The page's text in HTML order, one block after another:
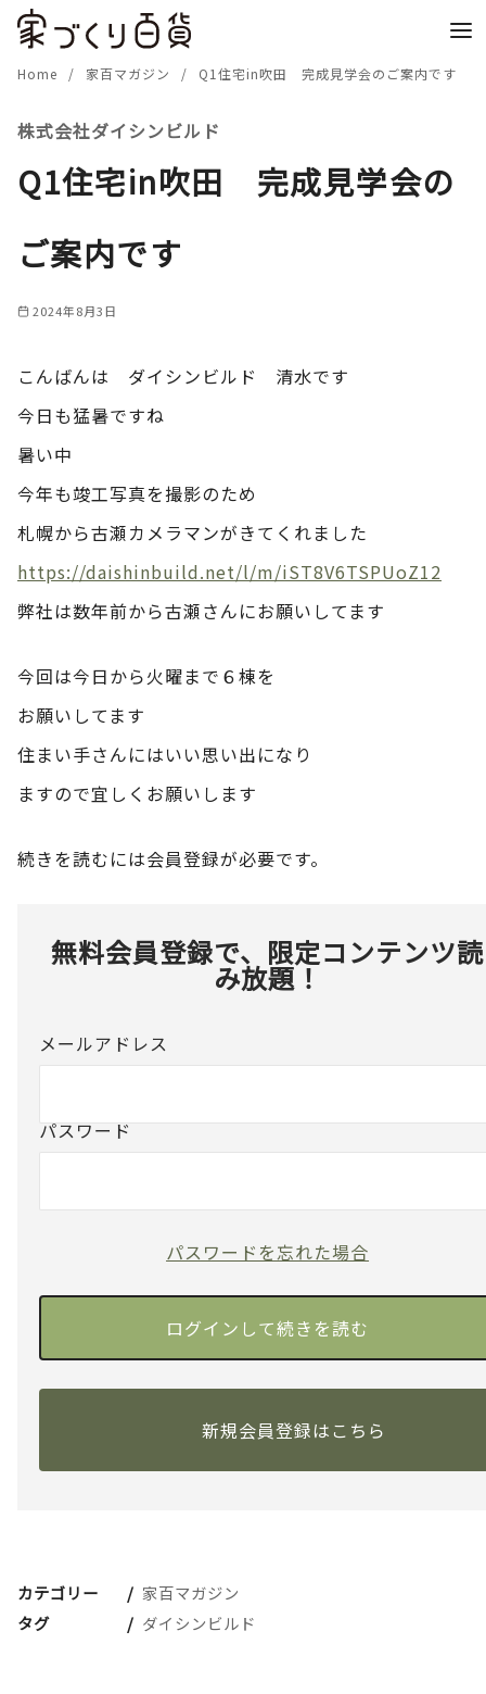
Home 家百マガジン Q1住宅in吹田 完成見学会のご案内です
株式会社ダイシンビルド
Q1住宅in吹田 完成見学会の
ご案内です
2024年8月3日
こんばんは ダイシンビルド 清水です
今日も猛暑ですね
暑い中
今年も竣工写真を撮影のため
札幌から古瀬カメラマンがきてくれました
https://daishinbuild.net/l/m/iST8V6TSPUoZ12
弊社は数年前から古瀬さんにお願いしてます
今回は今日から火曜まで６棟を
お願いしてます
住まい手さんにはいい思い出になり
ますので宜しくお願いします
続きを読むには会員登録が必要です。
無料会員登録で、限定コンテンツ読
み放題！
メールアドレス
パスワード
パスワードを忘れた場合
新規会員登録はこちら
カテゴリー
家百マガジン
タグ
ダイシンビルド